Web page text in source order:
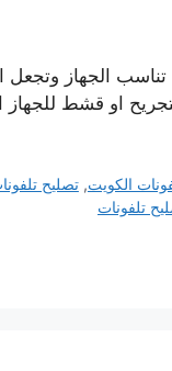
تناسب الجهاز
او قشط
الكويت,تصليح
تلفونات